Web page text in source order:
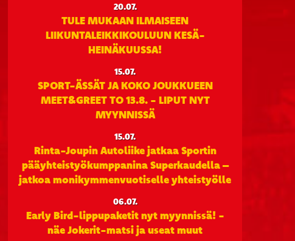
20.07.
TULE MUKAAN ILMAISEEN
LIIKUNTALEIKKIKOULUUN KESÄ-
HEINÄKUUSSA!
15.07.
SPORT-ÄSSÄT JA KOKO JOUKKUEEN
MEET&GREET TO 13.8. - LIPUT NYT
MYYNNISSÄ
15.07.
Rinta-Joupin Autoliike jatkaa Sportin
pääyhteistyökumppanina Superkaudella –
jatkoa monikymmenvuotiselle yhteistyölle
06.07.
Early Bird-lippupaketit nyt myynnissä! -
näe Jokerit-matsi ja useat muut